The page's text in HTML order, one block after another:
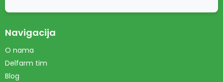
Navigacija
O nama
Delfarm tim
Blog